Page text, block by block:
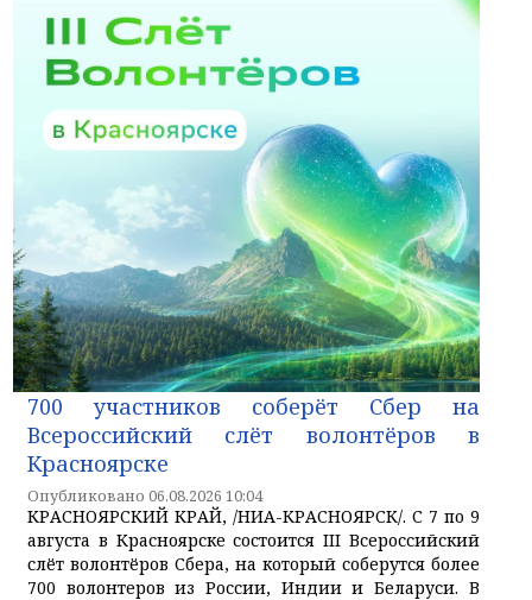
700 участников соберёт Сбер на
Всероссийский слёт волонтёров в
Красноярске
Опубликовано 06.08.2026 10:04
КРАСНОЯРСКИЙ КРАЙ, /НИА-КРАСНОЯРСК/. С 7 по 9
августа в Красноярске состоится III Всероссийский
слёт волонтёров Сбера, на который соберутся более
700 волонтеров из России, Индии и Беларуси. В